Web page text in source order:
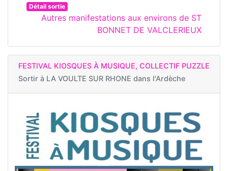
Détail sortie
Autres manifestations aux environs de ST
BONNET DE VALCLERIEUX
FESTIVAL KIOSQUES À MUSIQUE, COLLECTIF PUZZLE
Sortir à LA VOULTE SUR RHONE dans l'Ardèche